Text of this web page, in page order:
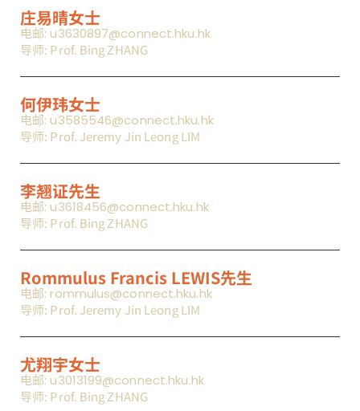
庄易晴女士
电邮: u3630897@connect.hku.hk
导师: Prof. Bing ZHANG
何伊玮女士
电邮: u3585546@connect.hku.hk
导师: Prof. Jeremy Jin Leong LIM
李翘证先生
电邮: u3618456@connect.hku.hk
导师: Prof. Bing ZHANG
Rommulus Francis LEWIS先生
电邮: rommulus@connect.hku.hk
导师: Prof. Jeremy Jin Leong LIM
尤翔宇女士
电邮: u3013199@connect.hku.hk
导师: Prof. Bing ZHANG